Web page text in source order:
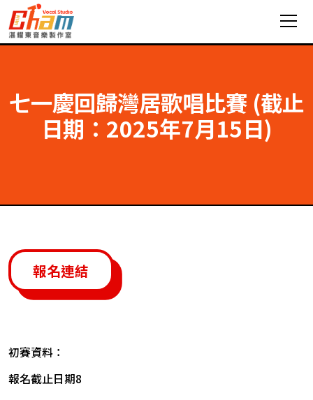
七一慶回歸灣居歌唱比賽 (截止
日期：2025年7月15日)
報名連結
初賽資料：
報名截止日期8